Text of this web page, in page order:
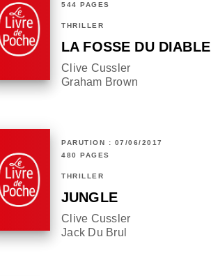
544 PAGES
THRILLER
LA FOSSE DU DIABLE
Clive Cussler
Graham Brown
PARUTION : 07/06/2017
480 PAGES
THRILLER
JUNGLE
Clive Cussler
Jack Du Brul